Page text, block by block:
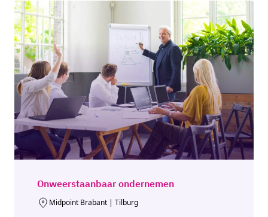
Onweerstaanbaar ondernemen
Midpoint Brabant | Tilburg